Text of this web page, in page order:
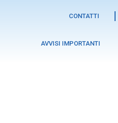
CONTATTI
AVVISI IMPORTANTI